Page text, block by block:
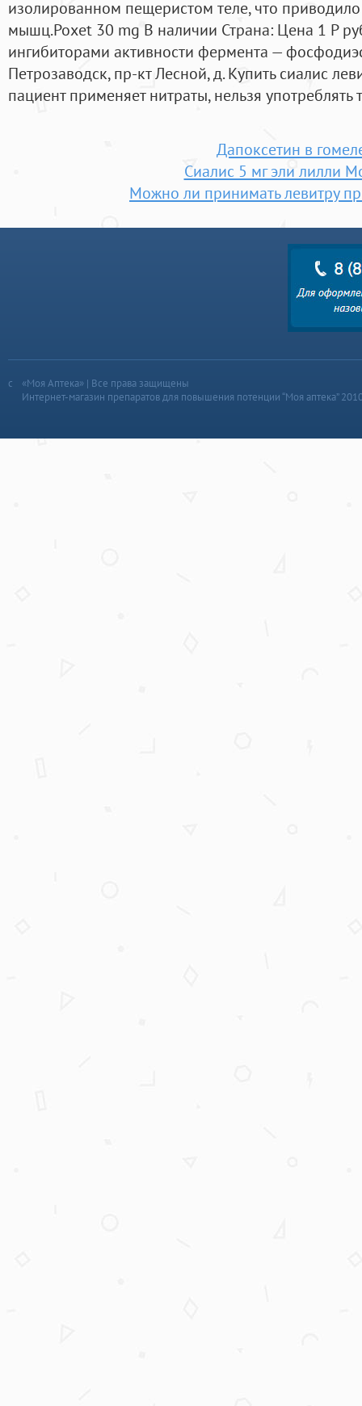
изолированном пещеристом теле, что
мышц.Poxet 30 mg В наличии Страна: Цена 1 Р
ингибиторами активности фермента —
Петрозаводск, пр-кт Лесной, д. Купить сиалис
пациент применяет нитраты, нельзя употреблять
Дапоксетин в
Сиалис 5 мг эли лилли
Можно ли принимать левитру
«Моя Аптека» | Все права защищены
Интернет-магазин препаратов для повышения потенции “Моя аптека”